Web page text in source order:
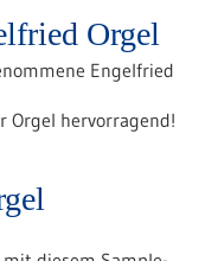
Orgel
Engelfried
Orgel hervorragend!